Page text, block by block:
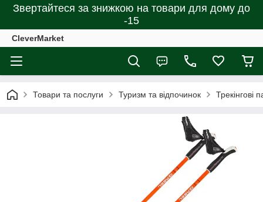
Звертайтеся за знижкою на товари для дому до
-15
CleverMarket
Товари та послуги Туризм та відпочинок Трекінгові